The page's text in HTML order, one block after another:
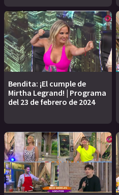
Bendita: ¡El cumple de
Mirtha Legrand! | Programa
del 23 de febrero de 2024